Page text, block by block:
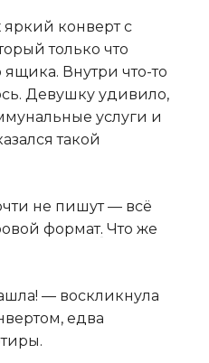
яркий конверт с
только что
Внутри что-то
Девушку удивило,
услуги и
такой
не пишут — всё
формат. Что же
— воскликнула
едва